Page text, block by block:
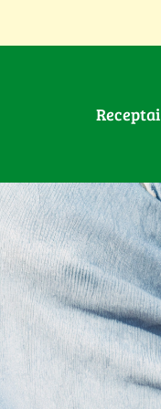
Receptai